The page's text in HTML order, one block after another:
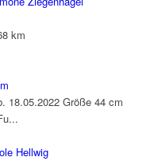
km
18.05.2022 Größe 44 cm
Hellwig